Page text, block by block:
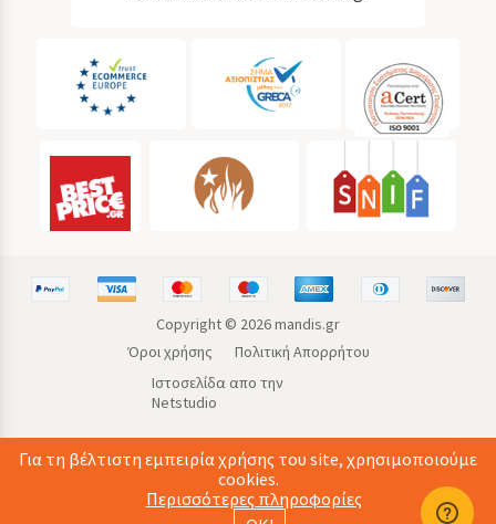
Copyright © 2026mandis.gr
Όροι χρήσης
Πολιτική Απορρήτου
Ιστοσελίδα απο την
Netstudio
Για τη βέλτιστη εμπειρία χρήσης του site, χρησιμοποιούμε
cookies.
Περισσότερες πληροφορίες